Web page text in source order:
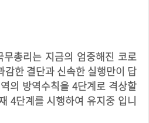
감한 결단과 신속한 실행만이 답
의 방역수칙을 4단계로 격상할
4단계를 시행하여 유지중 입니